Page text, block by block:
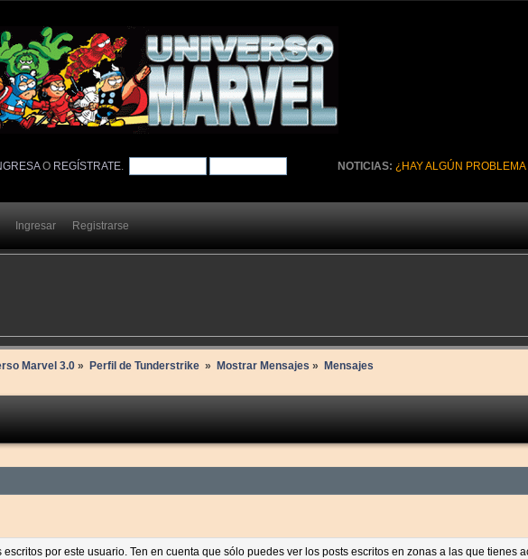
NOTICIAS: ¿HAY ALGÚN
O REGÍSTRATE.
Ingresar Registrarse
Marvel 3.0» Perfil de Tunderstrike » Mostrar Mensajes » Mensajes
por este usuario. Ten en cuenta que sólo puedes ver los posts escritos en zonas a las que tienes